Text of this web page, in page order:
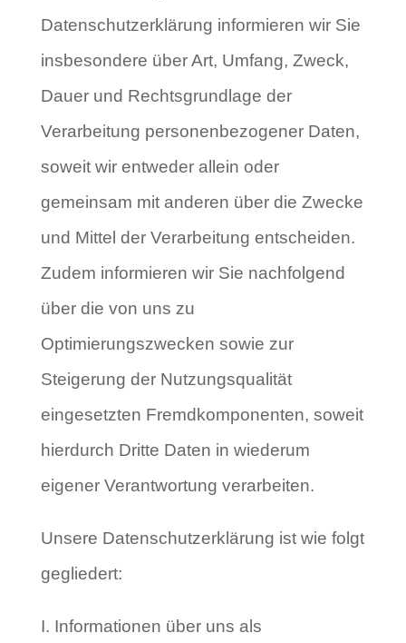
Datenschutzerklärung informieren wir Sie
insbesondere über Art, Umfang, Zweck,
Dauer und Rechtsgrundlage der
Verarbeitung personenbezogener Daten,
soweit wir entweder allein oder
gemeinsam mit anderen über die Zwecke
und Mittel der Verarbeitung entscheiden.
Zudem informieren wir Sie nachfolgend
über die von uns zu
Optimierungszwecken sowie zur
Steigerung der Nutzungsqualität
eingesetzten Fremdkomponenten, soweit
hierdurch Dritte Daten in wiederum
eigener Verantwortung verarbeiten.
Unsere Datenschutzerklärung ist wie folgt
gegliedert:
I. Informationen über uns als